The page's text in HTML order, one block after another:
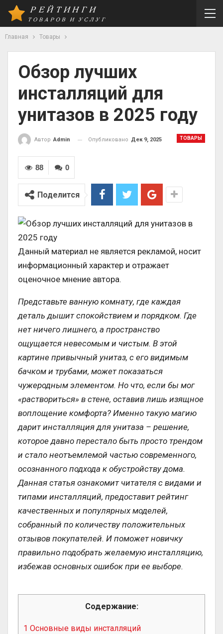
Главная Товары
Обзор лучших
инсталляций для
унитазов в 2025 году
ТОВАРЫ
Автор Admin Опубликовано Дек 9, 2025
0
88
Поделится
Данный материал не является рекламой, носит
информационный характер и отражает
оценочное мнение автора.
Представьте ванную комнату, где каждая
деталь дышит спокойствием и порядком. Где
нет ничего лишнего, а пространство
ощущается невесомым и чистым. В этой
картине привычный унитаз, с его видимым
бачком и трубами, может показаться
чужеродным элементом. Но что, если бы мог
«раствориться» в стене, оставив лишь изящное
воплощение комфорта? Именно такую магию
дарит инсталляция для унитаза – решение,
которое давно перестало быть просто трендом
и стало неотъемлемой частью современного,
осознанного подхода к обустройству дома.
Данная статья ознакомит читателя с видами и
типами инсталляций, предоставит рейтинг
качественных и популярных моделей,
собранный по количеству положительных
отзывов покупателей. И поможет новичку
правильно подобрать желаемую инсталляцию,
избежав основных ошибок при ее выборе.
Содержание:
1 Основные виды инсталляций